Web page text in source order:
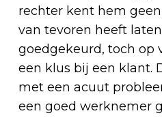
rechter kent hem
van tevoren heeft
goedgekeurd, toch op
een klus bij een klant.
met een acuut
een goed werknemer